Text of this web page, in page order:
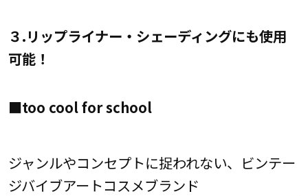
３.リップライナー・シェーディングにも使用
可能！
■too cool for school
ジャンルやコンセプトに捉われない、ビンテー
ジバイブアートコスメブランド